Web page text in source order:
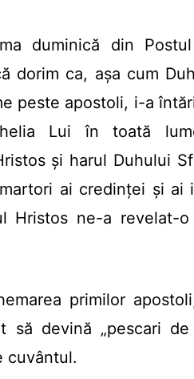
duminică din
dorim ca, așa cum
peste apostoli, i-a
Lui în toată
și harul Duhului
ai credinței și ai
Hristos ne-a revelat-
primilor
să devină „pescari
cuvântul.